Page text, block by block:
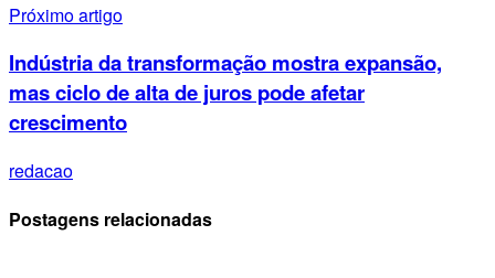
Próximo artigo
Indústria da transformação mostra expansão,
mas ciclo de alta de juros pode afetar
crescimento
redacao
Postagens relacionadas